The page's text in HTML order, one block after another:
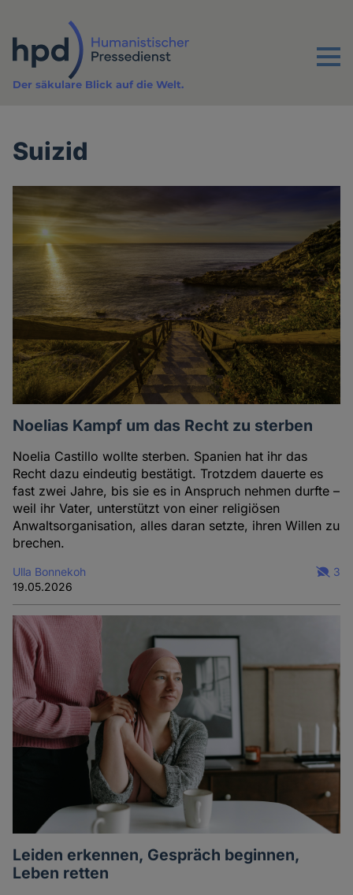
Inhalt
Menu
Der säkulare Blick auf die Welt.
Suizid
Noelias Kampf um das Recht zu sterben
Noelia Castillo wollte sterben. Spanien hat ihr das
Recht dazu eindeutig bestätigt. Trotzdem dauerte es
fast zwei Jahre, bis sie es in Anspruch nehmen durfte –
weil ihr Vater, unterstützt von einer religiösen
Anwaltsorganisation, alles daran setzte, ihren Willen zu
brechen.
Ulla Bonnekoh
19.05.2026
3
Leiden erkennen, Gespräch beginnen,
Leben retten